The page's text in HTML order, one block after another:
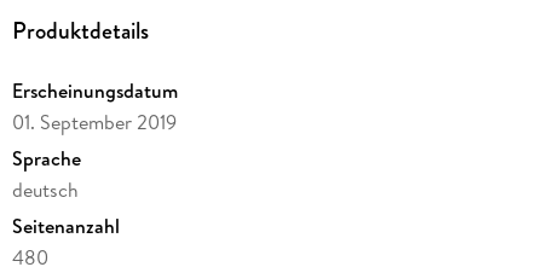
genau darauf lauern sensationslüstern und mit fasziniertem
Grauen ihre Zuschauer. Doch dann begegnet Hoshiko dem
Zirkus besucht - und verliebt sich in ihn, gegen alle Regeln.
Ben begreift erst nach und nach die Realitäten, die hinter
seinem komfortablen Leben stehen und wendet sich gegen
seine eigene Klasse - für Hoshiko, das Mädchen, das er liebt.
Um sie zu retten, begibt er sich in tödliche Gefahr.
Produktdetails
Erscheinungsdatum
01. September 2019
Sprache
deutsch
Seitenanzahl
480